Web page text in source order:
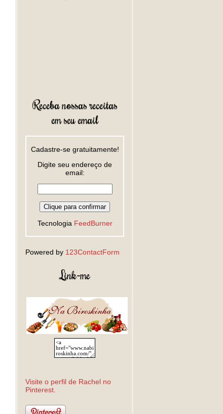
Receba nossas receitas
em seu email
Cadastre-se gratuitamente!
Digite seu endereço de
email:
Tecnologia FeedBurner
Powered by 123ContactForm
Link-me
Visite o perfil de Rachel no
Pinterest.